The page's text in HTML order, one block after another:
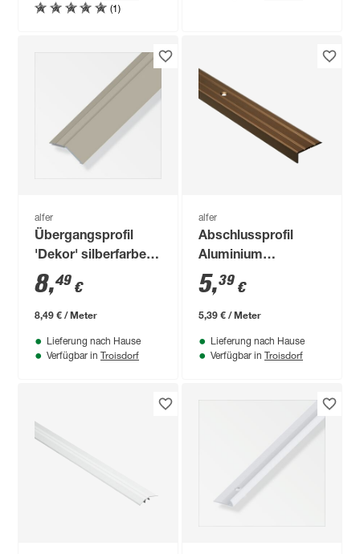
(1)
alfer
Übergangsprofil
'Dekor' silberfarben
34 x 8 x 1000 mm
8,49 €
8,49 € / Meter
Lieferung nach Hause
Verfügbar in Troisdorf
alfer
Abschlussprofil
Aluminium
bronzefarben 1000 x
25 mm
5,39 €
5,39 € / Meter
Lieferung nach Hause
Verfügbar in Troisdorf